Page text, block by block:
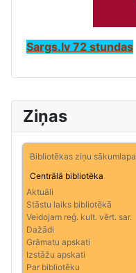
Ziņas
Bibliotēkas ziņu sākumlapa
Centrālā bibliotēka
Aktuāli
Stāstu laiks bibliotēkā
Veidojam reģ. kult. vērt. sar.
Dažādi
Grāmatu apskati
Izstāžu apskati
Par bibliotēku
Sargs.lv 72 stundas